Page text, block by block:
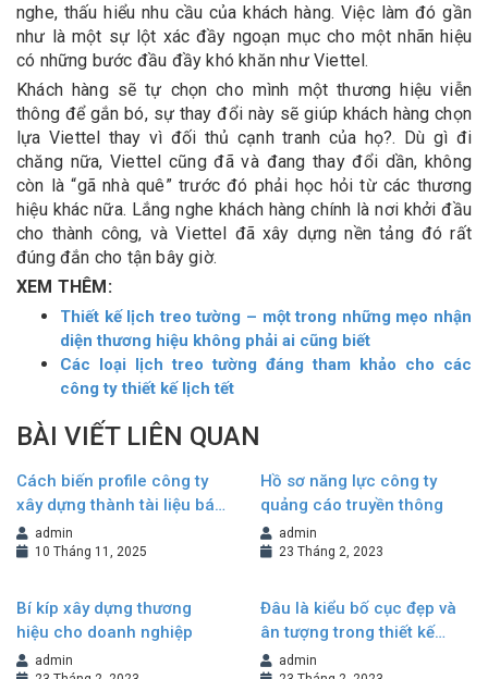
nghe, thấu hiểu nhu cầu của khách hàng. Việc làm đó gần
như là một sự lột xác đầy ngoạn mục cho một nhãn hiệu
có những bước đầu đầy khó khăn như Viettel.
Khách hàng sẽ tự chọn cho mình một thương hiệu viễn
thông để gắn bó, sự thay đổi này sẽ giúp khách hàng chọn
lựa Viettel thay vì đối thủ cạnh tranh của họ?. Dù gì đi
chăng nữa, Viettel cũng đã và đang thay đổi dần, không
còn là “gã nhà quê” trước đó phải học hỏi từ các thương
hiệu khác nữa. Lắng nghe khách hàng chính là nơi khởi đầu
cho thành công, và Viettel đã xây dựng nền tảng đó rất
đúng đắn cho tận bây giờ.
XEM THÊM:
Thiết kế lịch treo tường – một trong những mẹo nhận
diện thương hiệu không phải ai cũng biết
Các loại lịch treo tường đáng tham khảo cho các
công ty thiết kế lịch tết
BÀI VIẾT LIÊN QUAN
Cách biến profile công ty
xây dựng thành tài liệu bán
hàng hiệu quả
admin
10 Tháng 11, 2025
Hồ sơ năng lực công ty
quảng cáo truyền thông
admin
23 Tháng 2, 2023
Bí kíp xây dựng thương
hiệu cho doanh nghiệp
admin
Đâu là kiểu bố cục đẹp và
ân tượng trong thiết kế
Brochure?
admin